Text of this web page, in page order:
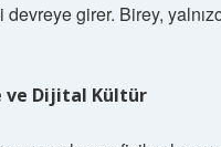
devreye girer. Birey,
ve Dijital Kültür